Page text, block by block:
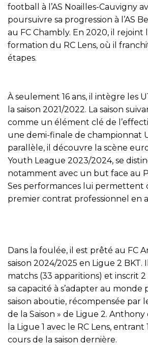
football à l’AS Noailles-Cauvigny
poursuivre sa progression à l’AS
au FC Chambly. En 2020, il rejoint
formation du RC Lens, où il
étapes.
À seulement 16 ans, il intègre les
la saison 2021/2022. La saison
comme un élément clé de
une demi-finale de championnat
parallèle, il découvre la scène
Youth League 2023/2024, se
notamment avec un but face au
Ses performances lui permettent
premier contrat professionnel en
Dans la foulée, il est prêté au FC
saison 2024/2025 en Ligue 2 BKT.
matchs (33 apparitions) et inscrit
sa capacité à s’adapter au monde
saison aboutie, récompensée par
de la Saison » de Ligue 2.
la Ligue 1 avec le RC Lens, entrant
cours de la saison dernière.